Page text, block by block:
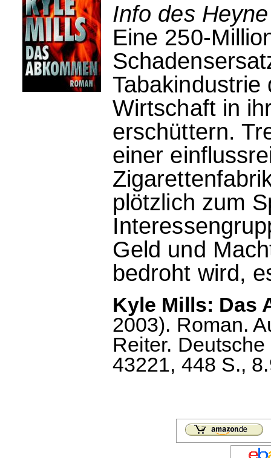
Info des
Eine 250-
Wirtschaft in
erschüttern.
einer
plötzlich zum
Geld und
bedroht wird,
Kyle Mills: Das
2003). Roman.
Reiter.
43221, 448 S.,